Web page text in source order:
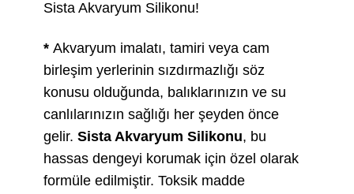
Sista Akvaryum Silikonu!
*Akvaryum imalatı, tamiri veya cam
birleşim yerlerinin sızdırmazlığı söz
konusu olduğunda, balıklarınızın ve su
canlılarınızın sağlığı her şeyden önce
gelir.Sista Akvaryum Silikonu, bu
hassas dengeyi korumak için özel olarak
formüle edilmiştir. Toksik madde